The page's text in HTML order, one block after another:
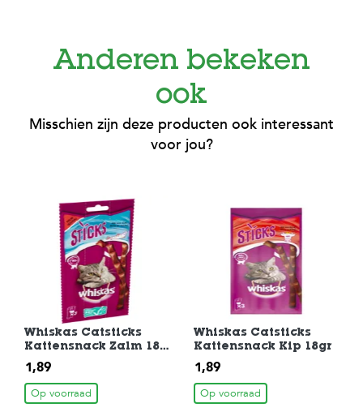
Anderen bekeken
ook
Misschien zijn deze producten ook interessant
voor jou?
Whiskas Catsticks
Kattensnack Zalm 18
gram
1,89
Op voorraad
Whiskas Catsticks
Kattensnack Kip 18gr
1,89
Op voorraad